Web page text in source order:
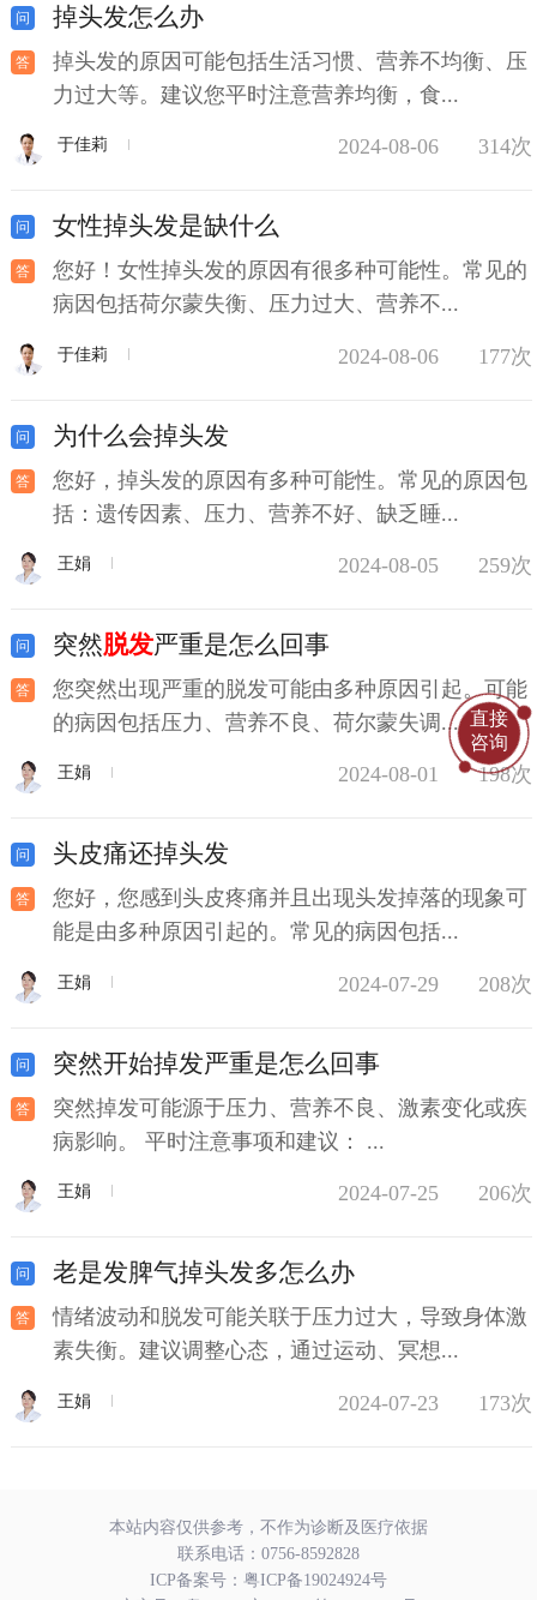
掉头发怎么办
掉头发的原因可能包括生活习惯、营养不均衡、压
力过大等。建议您平时注意营养均衡，食...
于佳莉 2024-08-06 314次
女性掉头发是缺什么
您好！女性掉头发的原因有很多种可能性。常见的
病因包括荷尔蒙失衡、压力过大、营养不...
于佳莉 2024-08-06 177次
为什么会掉头发
您好，掉头发的原因有多种可能性。常见的原因包
括：遗传因素、压力、营养不好、缺乏睡...
王娟 2024-08-05 259次
突然脱发严重是怎么回事
您突然出现严重的脱发可能由多种原因引起。可能
的病因包括压力、营养不良、荷尔蒙失调...
王娟 2024-08-01 198次
头皮痛还掉头发
您好，您感到头皮疼痛并且出现头发掉落的现象可
能是由多种原因引起的。常见的病因包括...
王娟 2024-07-29 208次
突然开始掉发严重是怎么回事
突然掉发可能源于压力、营养不良、激素变化或疾
病影响。 平时注意事项和建议： ...
王娟 2024-07-25 206次
老是发脾气掉头发多怎么办
情绪波动和脱发可能关联于压力过大，导致身体激
素失衡。建议调整心态，通过运动、冥想...
王娟 2024-07-23 173次
本站内容仅供参考，不作为诊断及医疗依据
联系电话： 0756-8592828
ICP备案号： 粤ICP备19024924号
直接
咨询